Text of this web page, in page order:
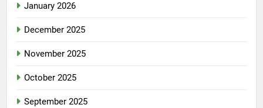
January 2026
December 2025
November 2025
October 2025
September 2025